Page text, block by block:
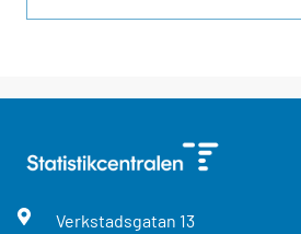
Verkstadsgatan 13